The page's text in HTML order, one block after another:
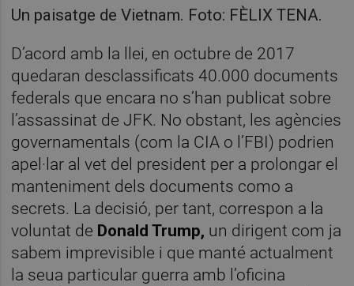
Un paisatge de Vietnam. Foto: FÈLIX TENA.
D’acord amb la llei, en octubre de 2017
quedaran desclassificats 40.000 documents
federals que encara no s’han publicat sobre
l’assassinat de JFK. No obstant, les agències
governamentals (com la CIA o l’FBI) podrien
apel·lar al vet del president per a prolongar el
manteniment dels documents como a
secrets. La decisió, per tant, correspon a la
voluntat de Donald Trump, un dirigent com ja
sabem imprevisible i que manté actualment
la seua particular guerra amb l’oficina